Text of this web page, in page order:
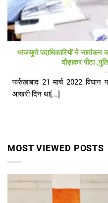
भाजयुमो पदाधिकारियों ने
दौड़ाकर पीटा
फर्रुखाबाद 21 मार्च 2022
आखरी दिन था[...]
MOST VIEWED POSTS